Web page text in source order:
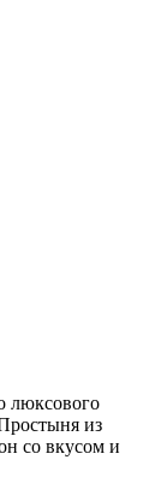
люксового
из
со вкусом и